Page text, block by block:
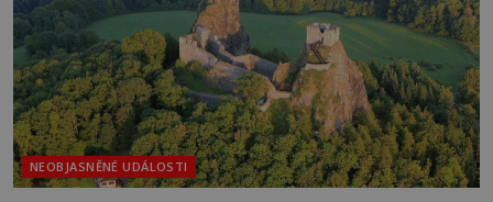
NEOBJASNĚNÉ UDÁLOSTI